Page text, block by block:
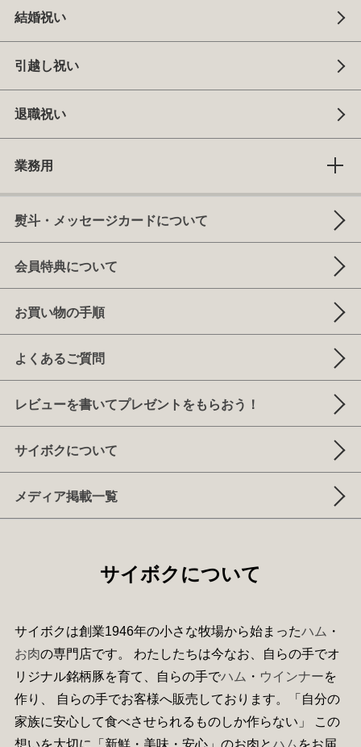
結婚祝い
引越し祝い
退職祝い
業務用
熨斗・メッセージカードについて
会員特典について
お買い物の手順
よくあるご質問
レビューを書いてプレゼントをもらおう！
サイボクについて
メディア掲載一覧
サイボクについて
サイボクは創業1946年の小さな牧場から始まったハム ・
お肉の専門店です。 わたしたちは今なお、自らの手でオ
リジナル銘柄豚を育て、自らの手でハム ・ ウインナーを
作り、 自らの手でお客様へ販売しております。「自分の
家族に安心して食べさせられるものしか作らない」 この
想いを大切に「新鮮・美味・安心」のお肉とハム をお届